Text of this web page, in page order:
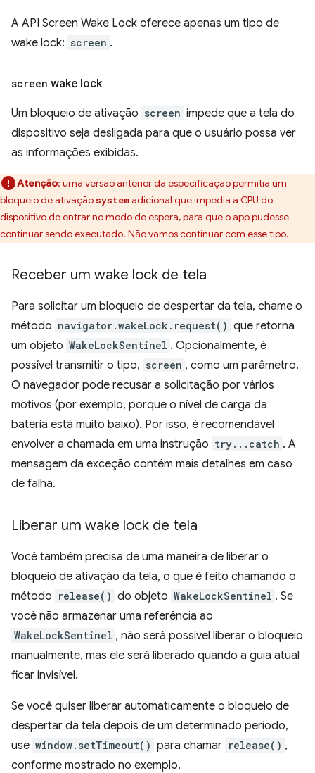
A API Screen Wake Lock oferece apenas um tipo de
wake lock: screen .
screen wake lock
Um bloqueio de ativação screen impede que a tela do
dispositivo seja desligada para que o usuário possa ver
as informações exibidas.
Atenção: uma versão anterior da especificação permitia um
bloqueio de ativação systemadicional que impedia a CPU do
dispositivo de entrar no modo de espera, para que o app pudesse
continuar sendo executado. Não vamos continuar com esse tipo.
Receber um wake lock de tela
Para solicitar um bloqueio de despertar da tela, chame o
método navigator.wakeLock.request() que retorna
um objeto WakeLockSentinel . Opcionalmente, é
possível transmitir o tipo, screen , como um parâmetro.
O navegador pode recusar a solicitação por vários
motivos (por exemplo, porque o nível de carga da
bateria está muito baixo). Por isso, é recomendável
envolver a chamada em uma instrução try...catch . A
mensagem da exceção contém mais detalhes em caso
de falha.
Liberar um wake lock de tela
Você também precisa de uma maneira de liberar o
bloqueio de ativação da tela, o que é feito chamando o
método release() do objeto WakeLockSentinel . Se
você não armazenar uma referência ao
WakeLockSentinel , não será possível liberar o bloqueio
manualmente, mas ele será liberado quando a guia atual
ficar invisível.
Se você quiser liberar automaticamente o bloqueio de
despertar da tela depois de um determinado período,
use window.setTimeout() para chamar release() ,
conforme mostrado no exemplo.